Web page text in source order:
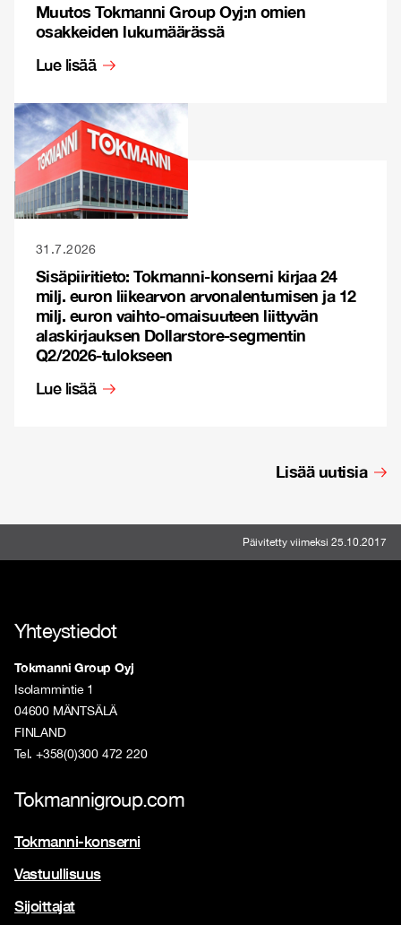
Muutos Tokmanni Group Oyj:n omien
osakkeiden lukumäärässä
Lue lisää
31.7.2026
Sisäpiiritieto: Tokmanni-konserni kirjaa 24
milj. euron liikearvon arvonalentumisen ja 12
milj. euron vaihto-omaisuuteen liittyvän
alaskirjauksen Dollarstore-segmentin
Q2/2026-tulokseen
Lue lisää
Lisää uutisia
Päivitetty viimeksi 25.10.2017
Yhteystiedot
Tokmanni Group Oyj
Isolammintie 1
04600 MÄNTSÄLÄ
FINLAND
Tel. +358(0)300 472 220
Tokmannigroup.com
Tokmanni-konserni
Vastuullisuus
Sijoittajat